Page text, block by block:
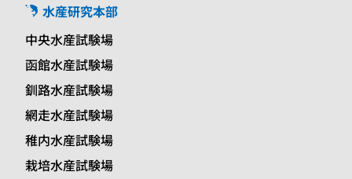
水産研究本部
中央水産試験場
函館水産試験場
釧路水産試験場
網走水産試験場
稚内水産試験場
栽培水産試験場